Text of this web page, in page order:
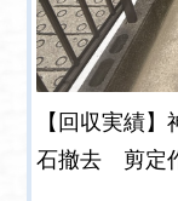
【回収実績
石撤去 剪定